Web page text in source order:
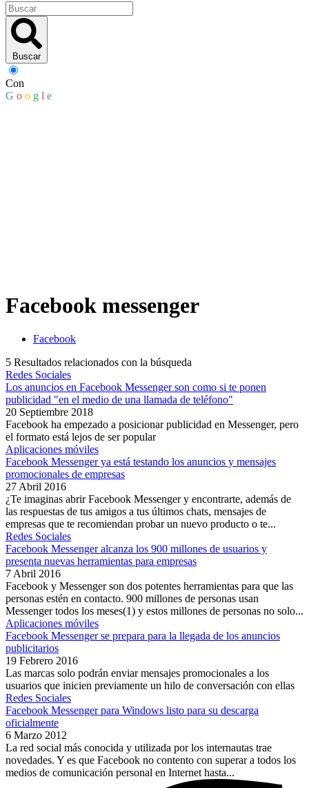
Buscar
Con
G o o g l e
Facebook messenger
Facebook
5 Resultados relacionados con la búsqueda
Redes Sociales
Los anuncios en Facebook Messenger son como si te ponen
publicidad "en el medio de una llamada de teléfono"
20 Septiembre 2018
Facebook ha empezado a posicionar publicidad en Messenger, pero
el formato está lejos de ser popular
Aplicaciones móviles
Facebook Messenger ya está testando los anuncios y mensajes
promocionales de empresas
27 Abril 2016
¿Te imaginas abrir Facebook Messenger y encontrarte, además de
las respuestas de tus amigos a tus últimos chats, mensajes de
empresas que te recomiendan probar un nuevo producto o te...
Redes Sociales
Facebook Messenger alcanza los 900 millones de usuarios y
presenta nuevas herramientas para empresas
7 Abril 2016
Facebook y Messenger son dos potentes herramientas para que las
personas estén en contacto. 900 millones de personas usan
Messenger todos los meses(1) y estos millones de personas no solo...
Aplicaciones móviles
Facebook Messenger se prepara para la llegada de los anuncios
publicitarios
19 Febrero 2016
Las marcas solo podrán enviar mensajes promocionales a los
usuarios que inicien previamente un hilo de conversación con ellas
Redes Sociales
Facebook Messenger para Windows listo para su descarga
oficialmente
6 Marzo 2012
La red social más conocida y utilizada por los internautas trae
novedades. Y es que Facebook no contento con superar a todos los
medios de comunicación personal en Internet hasta...